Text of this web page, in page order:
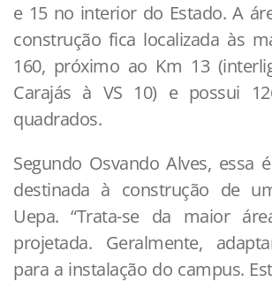
e 15 no interior do Estado. A
construção fica localizada às
160, próximo ao Km 13
Carajás à VS 10) e possui
quadrados.
Segundo Osvando Alves, essa
destinada à construção de
Uepa. “Trata-se da maior
projetada. Geralmente,
para a instalação do campus.